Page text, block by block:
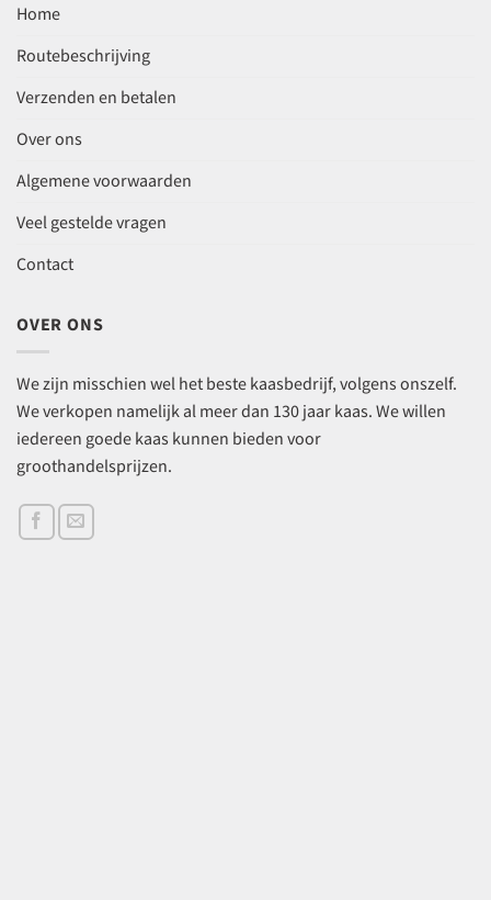
Home
Routebeschrijving
Verzenden en betalen
Over ons
Algemene voorwaarden
Veel gestelde vragen
Contact
OVER ONS
We zijn misschien wel het beste kaasbedrijf, volgens onszelf.
We verkopen namelijk al meer dan 130 jaar kaas. We willen
iedereen goede kaas kunnen bieden voor
groothandelsprijzen.